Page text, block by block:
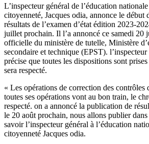
time
L’inspecteur général de l’éducation
citoyenneté, Jacques odia, annonce le début
résultats de l’examen d’état édition 2023-
juillet prochain. Il l’a annoncé ce samedi 20
officielle du ministère de tutelle, Ministère
secondaire et technique (EPST). l’inspecteur
précise que toutes les dispositions sont
sera respecté.
« Les opérations de correction des contrôles
toutes ses opérations vont au bon train, le
respecté. on a annoncé la publication de
le 20 août prochain, nous allons publier
savoir l’inspecteur général à l’éducation
citoyenneté Jacques odia.